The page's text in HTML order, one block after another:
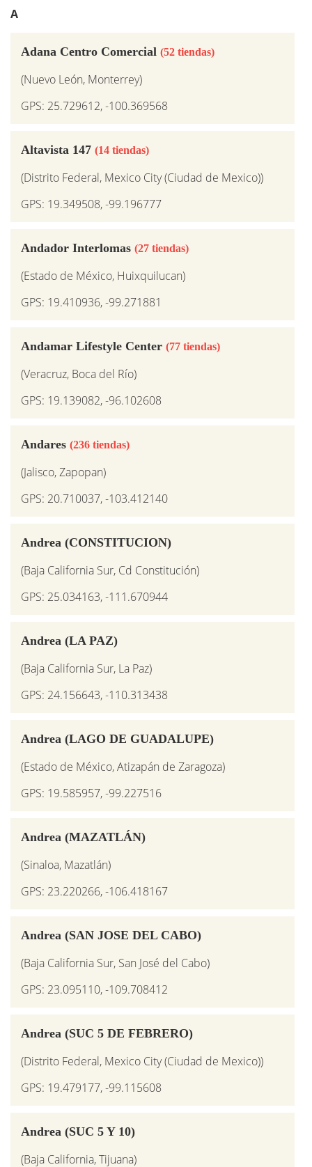
A
Adana Centro Comercial (52 tiendas)
(Nuevo León, Monterrey)
GPS: 25.729612, -100.369568
Altavista 147 (14 tiendas)
(Distrito Federal, Mexico City (Ciudad de Mexico))
GPS: 19.349508, -99.196777
Andador Interlomas (27 tiendas)
(Estado de México, Huixquilucan)
GPS: 19.410936, -99.271881
Andamar Lifestyle Center (77 tiendas)
(Veracruz, Boca del Río)
GPS: 19.139082, -96.102608
Andares (236 tiendas)
(Jalisco, Zapopan)
GPS: 20.710037, -103.412140
Andrea (CONSTITUCION)
(Baja California Sur, Cd Constitución)
GPS: 25.034163, -111.670944
Andrea (LA PAZ)
(Baja California Sur, La Paz)
GPS: 24.156643, -110.313438
Andrea (LAGO DE GUADALUPE)
(Estado de México, Atizapán de Zaragoza)
GPS: 19.585957, -99.227516
Andrea (MAZATLÁN)
(Sinaloa, Mazatlán)
GPS: 23.220266, -106.418167
Andrea (SAN JOSE DEL CABO)
(Baja California Sur, San José del Cabo)
GPS: 23.095110, -109.708412
Andrea (SUC 5 DE FEBRERO)
(Distrito Federal, Mexico City (Ciudad de Mexico))
GPS: 19.479177, -99.115608
Andrea (SUC 5 Y 10)
(Baja California, Tijuana)